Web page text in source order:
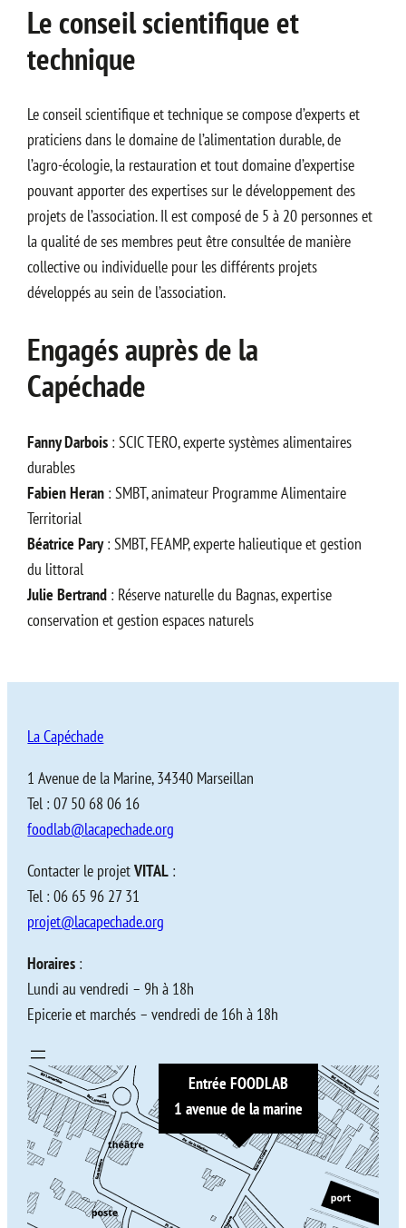
Le conseil scientifique et
technique
Le conseil scientifique et technique se compose d’experts et
praticiens dans le domaine de l’alimentation durable, de
l’agro-écologie, la restauration et tout domaine d’expertise
pouvant apporter des expertises sur le développement des
projets de l’association. Il est composé de 5 à 20 personnes et
la qualité de ses membres peut être consultée de manière
collective ou individuelle pour les différents projets
développés au sein de l’association.
Engagés auprès de la
Capéchade
Fanny Darbois : SCIC TERO, experte systèmes alimentaires
durables
Fabien Heran : SMBT, animateur Programme Alimentaire
Territorial
Béatrice Pary: SMBT, FEAMP, experte halieutique et gestion
du littoral
Julie Bertrand : Réserve naturelle du Bagnas, expertise
conservation et gestion espaces naturels
La Capéchade
1 Avenue de la Marine, 34340 Marseillan
Tel : 07 50 68 06 16
foodlab@lacapechade.org
Contacter le projetVITAL :
Tel : 06 65 96 27 31
projet@lacapechade.org
Horaires :
Lundi au vendredi – 9h à 18h
Epicerie et marchés – vendredi de 16h à 18h
Entrée FOODLAB
1 avenue de la marine